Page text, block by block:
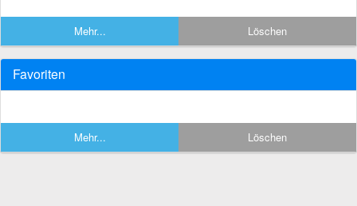
Mehr... Löschen
Favoriten
Mehr... Löschen